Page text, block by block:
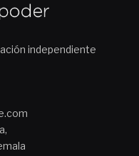
independiente